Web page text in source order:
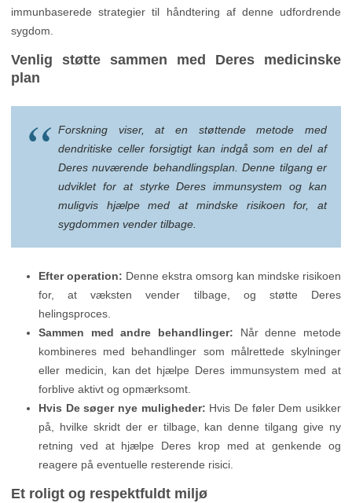
immunbaserede strategier til håndtering af denne udfordrende
sygdom.
Venlig støtte sammen med Deres medicinske
plan
Forskning viser, at en støttende metode med
dendritiske celler forsigtigt kan indgå som en del af
Deres nuværende behandlingsplan. Denne tilgang er
udviklet for at styrke Deres immunsystem og kan
muligvis hjælpe med at mindske risikoen for, at
sygdommen vender tilbage.
Efter operation: Denne ekstra omsorg kan mindske risikoen
for, at væksten vender tilbage, og støtte Deres
helingsproces.
Sammen med andre behandlinger: Når denne metode
kombineres med behandlinger som målrettede skylninger
eller medicin, kan det hjælpe Deres immunsystem med at
forblive aktivt og opmærksomt.
Hvis De søger nye muligheder: Hvis De føler Dem usikker
på, hvilke skridt der er tilbage, kan denne tilgang give ny
retning ved at hjælpe Deres krop med at genkende og
reagere på eventuelle resterende risici.
Et roligt og respektfuldt miljø